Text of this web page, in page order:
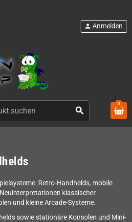
search
person Anmelden
0
Retro-Handhelds, mobile
klassischer
und kleine Arcade-Systeme.
sowie stationäre Konsolen und Mini-